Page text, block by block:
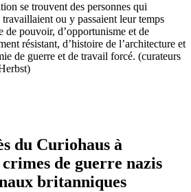
se trouvent des personnes qui
ou y passaient leur temps
de pouvoir, d’opportunisme et de
résistant, d’histoire de l’architecture et
de guerre et de travail forcé. (curateurs
du Curiohaus à
de guerre nazis
britanniques